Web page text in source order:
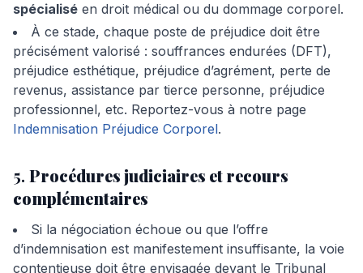
spécialisé en droit médical ou du dommage corporel.
À ce stade, chaque poste de préjudice doit être
précisément valorisé : souffrances endurées (DFT),
préjudice esthétique, préjudice d’agrément, perte de
revenus, assistance par tierce personne, préjudice
professionnel, etc. Reportez-vous à notre page
Indemnisation Préjudice Corporel.
5. Procédures judiciaires et recours
complémentaires
Si la négociation échoue ou que l’offre
d’indemnisation est manifestement insuffisante, la voie
contentieuse doit être envisagée devant le Tribunal